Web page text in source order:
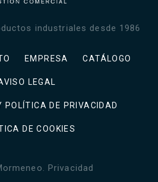
industriales desde 1986
EMPRESA CATÁLOGO
LEGAL
POLÍTICA DE PRIVACIDAD
DE COOKIES
. Privacidad